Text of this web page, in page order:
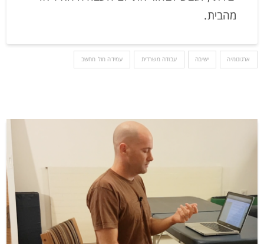
מהבית.
ארגונומיה ישיבה עבודה משרדית עמידה מול מחשב